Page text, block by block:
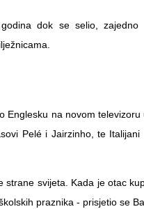
dok se selio, zajedno
Englesku na novom televizoru
Pelé i Jairzinho, te Italijani
strane svijeta. Kada je otac
praznika - prisjetio se